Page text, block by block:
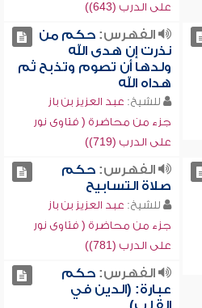
على الدرب (643))
الفهرس:حكم من
نذرت إن هدى الله
ولدها أن تصوم وتذبح ثم
هداه الله
للشيخ: عبد العزيز بن باز
جزء من محاضرة ( فتاوى نور
على الدرب (719))
الفهرس:حكم
صلاة التسابيح
للشيخ: عبد العزيز بن باز
جزء من محاضرة ( فتاوى نور
على الدرب (781))
الفهرس:حكم
عبارة: (الدين في